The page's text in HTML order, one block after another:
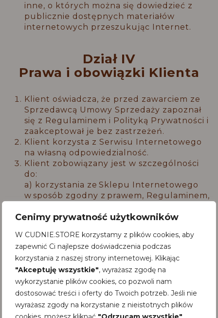
Cenimy prywatność użytkowników
W CUDNIE.STORE korzystamy z plików cookies, aby
zapewnić Ci najlepsze doświadczenia podczas
korzystania z naszej strony internetowej. Klikając
"Akceptuję wszystkie", wyrażasz zgodę na
wykorzystanie plików cookies, co pozwoli nam
dostosować treści i oferty do Twoich potrzeb. Jeśli nie
wyrażasz zgody na korzystanie z nieistotnych plików
inne, o których można się dowiedzieć z
publicznie dostępnych materiałów
internetowych przeszukując Internet.
Dział IV
Prawa i obowiązki Klienta
Klient oświadcza, że przed zawarciem ze
Sprzedawcą Umowy Sprzedaży zapoznał
się z Regulaminem i Polityką Prywatności i
zaakceptował je bez zastrzeżeń.
Klient korzysta z Serwisu Internetowego
na własną odpowiedzialność.
Klient zobowiązany jest w szczególności
do:
a) korzystania ze Sklepu Internetowego
w sposób zgodny z prawem, Regulaminem,
obyczajami, mając na uwadze
autorskich i własności intelektualnej
Sprzedawcy oraz osób trzecich;
b) wprowadzania danych zgodnych
ze stanem faktycznym, nie
wprowadzających w błąd lub
nienaruszających prawa osób trzecich;
c) korzystania z Usług Elektronicznych i
funkcjonalności udostępnianych przez